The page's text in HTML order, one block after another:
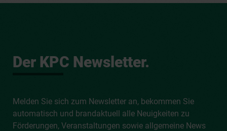
Der KPC Newsletter.
Melden Sie sich zum Newsletter an, bekommen Sie
automatisch und brandaktuell alle Neuigkeiten zu
Förderungen, Veranstaltungen sowie allgemeine News